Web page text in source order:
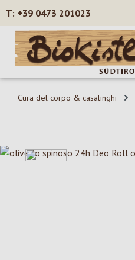
Passa al contenuto principale
+39 0473 201023
Cura del corpo & casalinghi
Salta la galleria di immagini